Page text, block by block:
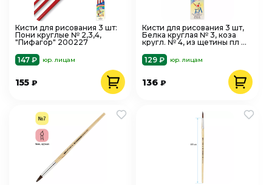
Кисти для рисования 3 шт:
Пони круглые № 2,3,4,
"Пифагор" 200227
147 ₽
юр. лицам
155 ₽
Кисти для рисования 3 шт,
Белка круглая № 3, коза
кругл. № 4, из щетины пл №
129 ₽
юр. лицам
136₽